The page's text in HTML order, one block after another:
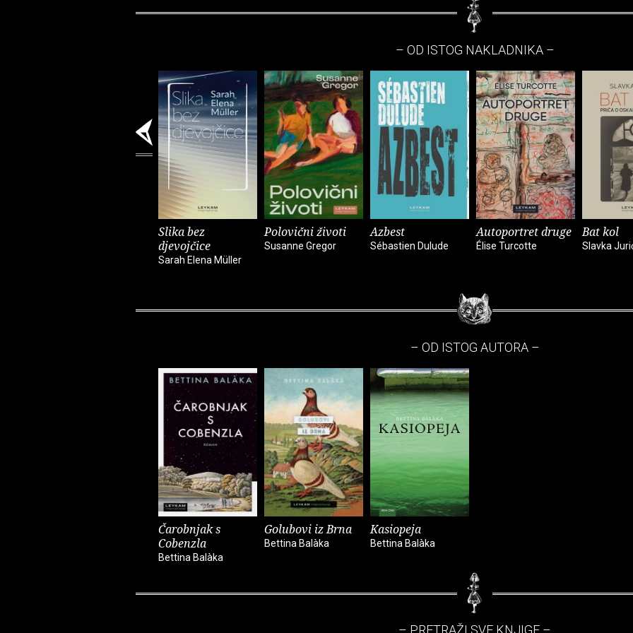
– OD ISTOG NAKLADNIKA –
Slika bez
djevojčice
Sarah Elena Müller
Polovični životi
Susanne Gregor
Azbest
Sébastien Dulude
Autoportret druge
Élise Turcotte
Bat kol
Slavka
– OD ISTOG AUTORA –
Čarobnjak s
Cobenzla
Bettina Balàka
Golubovi iz Brna
Bettina Balàka
Kasiopeja
Bettina Balàka
– PRETRAŽI SVE KNJIGE –